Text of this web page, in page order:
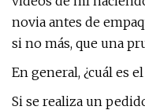
novia antes de
si no más, que una
En general, ¿cuál es
Si se realiza un